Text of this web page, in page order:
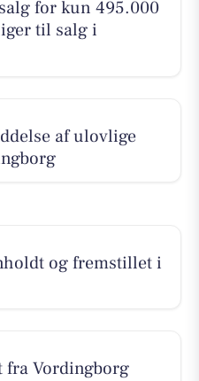
for kun 495.000
til salg i
af ulovlige
og fremstillet i
Vordingborg